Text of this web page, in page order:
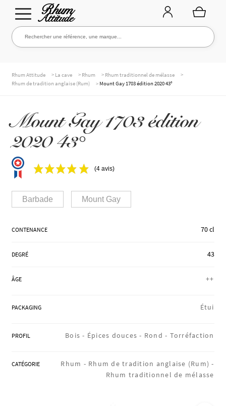
Aller
à
Aller
au
Rechercher une référence, une marque...
Rechercher
NOS RHUMS
MARQUES
RÉGIONS
COFFRETS & CADEAUX
Rhum Attitude > La cave > Rhum > Rhum traditionnel de mélasse
>
Rhum de tradition anglaise (Rum)
> Mount Gay 1703 édition 2020 43°
Mount Gay 1703 édition
2020 43°
(4 avis)
Barbade Mount Gay
CONTENANCE 70 cl
DEGRÉ 43
ÂGE ++
PACKAGING Étui
PROFIL Bois - Épices douces - Rond - Torréfaction
CATÉGORIE Rhum - Rhum de tradition anglaise (Rum) -
Rhum traditionnel de mélasse